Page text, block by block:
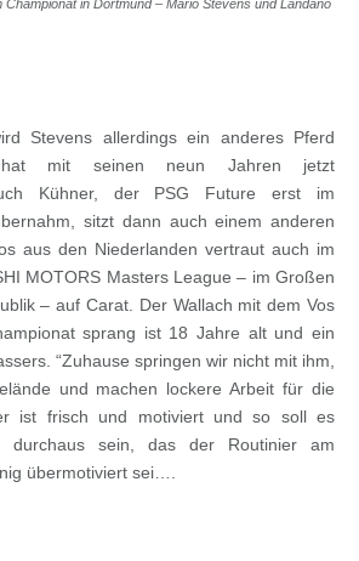
in Dortmund – Mario Stevens und Landano
Stevens allerdings ein anderes Pferd
hat mit seinen neun Jahren jetzt
Kühner, der PSG Future erst im
sitzt dann auch einem anderen
aus den Niederlanden vertraut auch im
MOTORS Masters League – im Großen
– auf Carat. Der Wallach mit dem Vos
sprang ist 18 Jahre alt und ein
“Zuhause springen wir nicht mit ihm,
und machen lockere Arbeit für die
ist frisch und motiviert und so soll es
durchaus sein, das der Routinier am
übermotiviert sei….